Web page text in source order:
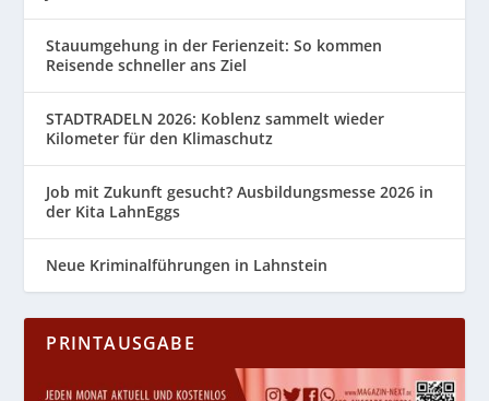
Stauumgehung in der Ferienzeit: So kommen
Reisende schneller ans Ziel
STADTRADELN 2026: Koblenz sammelt wieder
Kilometer für den Klimaschutz
Job mit Zukunft gesucht? Ausbildungsmesse 2026 in
der Kita LahnEggs
Neue Kriminalführungen in Lahnstein
PRINTAUSGABE